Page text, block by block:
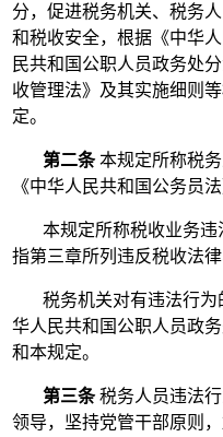
分，促进税务机关、税务
和税收安全，根据《中华
民共和国公职人员政务处
收管理法》及其实施细则
定。
第二条本规定所称税
《中华人民共和国公务员
本规定所称税收业务违
指第三章所列违反税收法
税务机关对有违法行为
华人民共和国公职人员政
和本规定。
第三条税务人员违法
领导，坚持党管干部原则